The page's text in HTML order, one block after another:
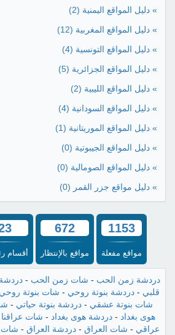
» دليل المواقع اليمنية (2)
» دليل المواقع المغربية (12)
» دليل المواقع التونسية (4)
» دليل المواقع الجزائرية (5)
» دليل المواقع الليبية (2)
» دليل المواقع السودانية (4)
» دليل المواقع الموريتانية (1)
» دليل المواقع الجيبوتية (0)
» دليل المواقع الصومالية (0)
» دليل مواقع جزر القمر (0)
1153
مواقع مفعلة
672
مواقع بالإنتظار أقسام
دردشة زمن الحب - شات زمن الحب -
قلبي -دردشة بنوتة روحي - شات بنوتة روحي
شات بنوتة عشقي -دردشة بنوتة حياتي -
هوى بغداد - دردشة هوى بغداد - شات عراقنا
عراقي - شات العراق -دردشة العراق - شات